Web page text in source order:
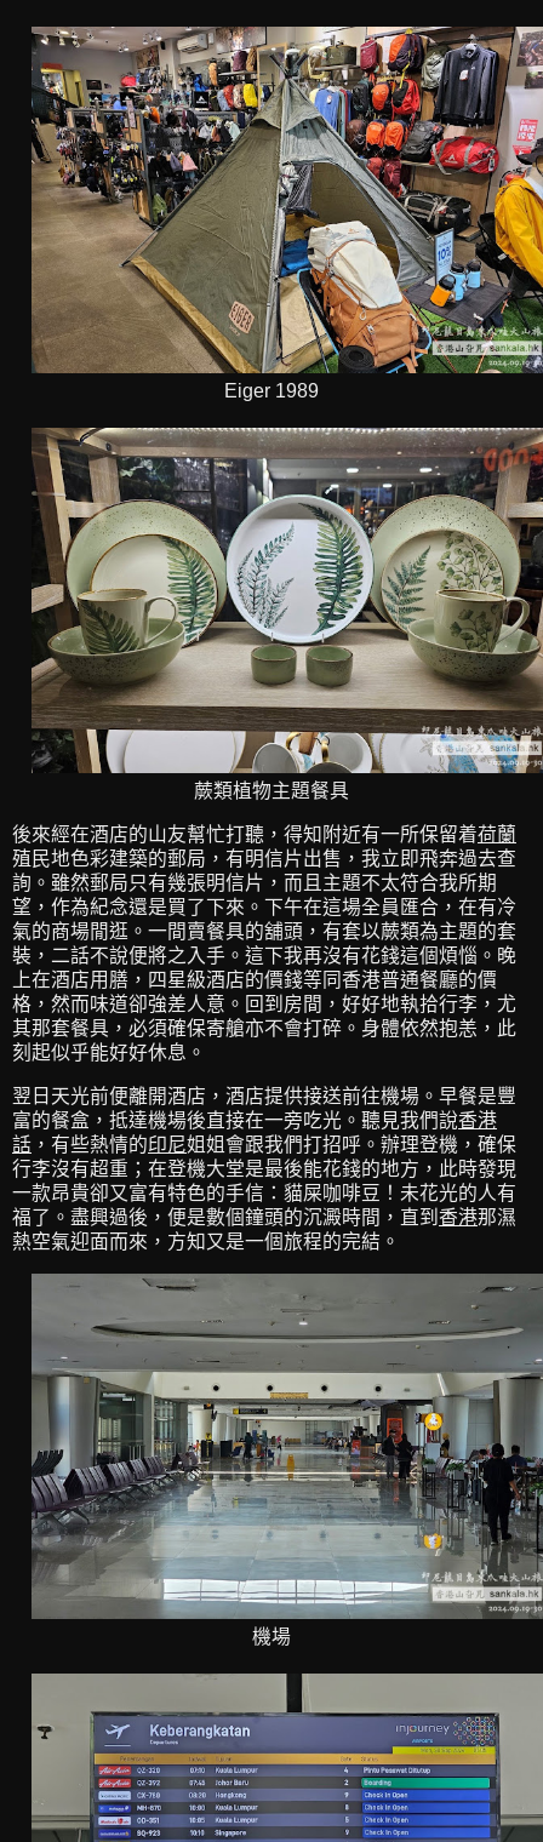
Eiger 1989
蕨類植物主題餐具
後來經在酒店的山友幫忙打聽，得知附近有一所保留着荷蘭
殖民地色彩建築的郵局，有明信片出售，我立即飛奔過去查
詢。雖然郵局只有幾張明信片，而且主題不太符合我所期
望，作為紀念還是買了下來。下午在這場全員匯合，在有冷
氣的商場閒逛。一間賣餐具的舖頭，有套以蕨類為主題的套
裝，二話不說便將之入手。這下我再沒有花錢這個煩惱。晚
上在酒店用膳，四星級酒店的價錢等同香港普通餐廳的價
格，然而味道卻強差人意。回到房間，好好地執拾行李，尤
其那套餐具，必須確保寄艙亦不會打碎。身體依然抱恙，此
刻起似乎能好好休息。
翌日天光前便離開酒店，酒店提供接送前往機場。早餐是豐
富的餐盒，抵達機場後直接在一旁吃光。聽見我們說香港
話 ，有些熱情的印尼姐姐會跟我們打招呼。辦理登機，確保
行李沒有超重；在登機大堂是最後能花錢的地方，此時發現
一款昂貴卻又富有特色的手信：貓屎咖啡豆！未花光的人有
福了。盡興過後，便是數個鐘頭的沉澱時間，直到 香港那濕
熱空氣迎面而來，方知又是一個旅程的完結。
機場